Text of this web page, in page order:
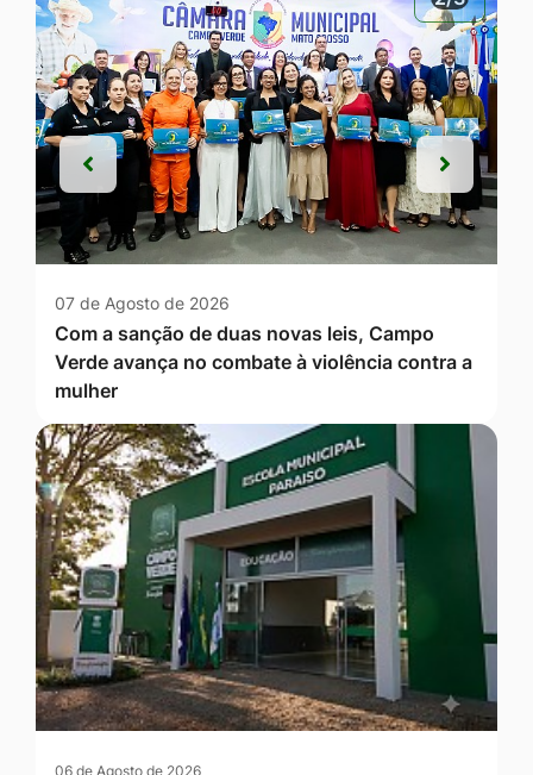
07 de Agosto de 2026
Com a sanção de duas novas leis, Campo
Verde avança no combate à violência contra a
mulher
Anterior
Anterior Próxima
06 de Agosto de 2026